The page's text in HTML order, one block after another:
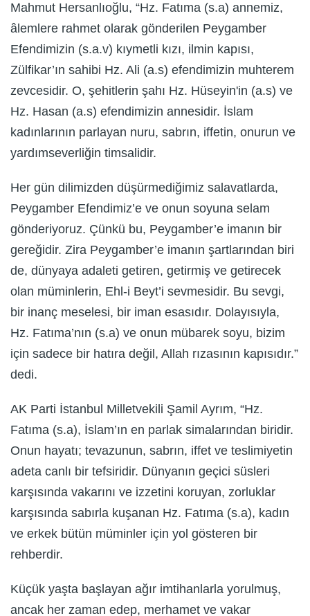
Mahmut Hersanlıoğlu, “Hz. Fatıma (s.a) annemiz,
âlemlere rahmet olarak gönderilen Peygamber
Efendimizin (s.a.v) kıymetli kızı, ilmin kapısı,
Zülfikar’ın sahibi Hz. Ali (a.s) efendimizin muhterem
zevcesidir. O, şehitlerin şahı Hz. Hüseyin'in (a.s) ve
Hz. Hasan (a.s) efendimizin annesidir. İslam
kadınlarının parlayan nuru, sabrın, iffetin, onurun ve
yardımseverliğin timsalidir.
Her gün dilimizden düşürmediğimiz salavatlarda,
Peygamber Efendimiz’e ve onun soyuna selam
gönderiyoruz. Çünkü bu, Peygamber’e imanın bir
gereğidir. Zira Peygamber’e imanın şartlarından biri
de, dünyaya adaleti getiren, getirmiş ve getirecek
olan müminlerin, Ehl-i Beyt’i sevmesidir. Bu sevgi,
bir inanç meselesi, bir iman esasıdır. Dolayısıyla,
Hz. Fatıma’nın (s.a) ve onun mübarek soyu, bizim
için sadece bir hatıra değil, Allah rızasının kapısıdır.”
dedi.
AK Parti İstanbul Milletvekili Şamil Ayrım, “Hz.
Fatıma (s.a), İslam’ın en parlak simalarından biridir.
Onun hayatı; tevazunun, sabrın, iffet ve teslimiyetin
adeta canlı bir tefsiridir. Dünyanın geçici süsleri
karşısında vakarını ve izzetini koruyan, zorluklar
karşısında sabırla kuşanan Hz. Fatıma (s.a), kadın
ve erkek bütün müminler için yol gösteren bir
rehberdir.
Küçük yaşta başlayan ağır imtihanlarla yorulmuş,
ancak her zaman edep, merhamet ve vakar